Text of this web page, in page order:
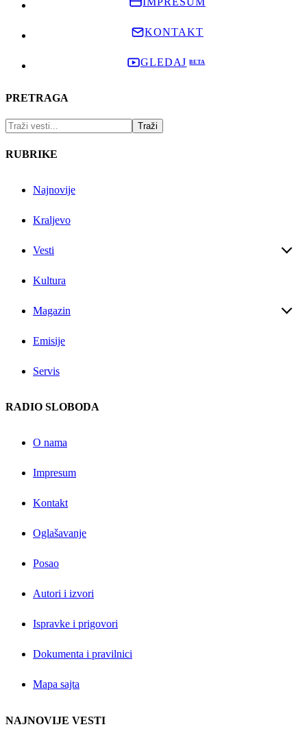
KONTAKT
GLEDAJ
PRETRAGA
RUBRIKE
Najnovije
Kraljevo
Vesti
Kultura
Magazin
Emisije
Servis
RADIO SLOBODA
O nama
Impresum
Kontakt
Oglašavanje
Posao
Autori i izvori
Ispravke i prigovori
Dokumenta i pravilnici
Mapa sajta
NAJNOVIJE VESTI